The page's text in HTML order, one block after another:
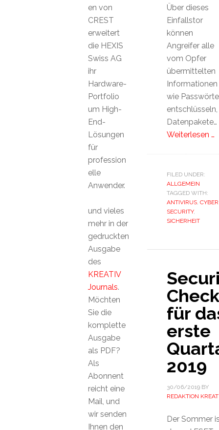
Über dieses
Einfallstor
können
Angreifer alle
vom Opfer
übermittelten
Informationen
wie
entschlüsseln,
Datenpakete…
Weiterlesen …
FILED UNDER:
ALLGEMEIN
TAGGED WITH:
ANTIVIRUS, CYBER
SECURITY,
SICHERHEIT
Check
für
erste
2019
30/06/2019BY
REDAKTION
Der Sommer
en von
CREST
erweitert
die HEXIS
Swiss AG
ihr
Hardware-
Portfolio
um High-
End-
Lösungen
für
profession
elle
Anwender.
und vieles
mehr in der
gedruckten
Ausgabe
des
KREATIV
Journals.
Möchten
Sie die
komplette
Ausgabe
als PDF?
Als
Abonnent
reicht eine
Mail, und
wir senden
Ihnen den